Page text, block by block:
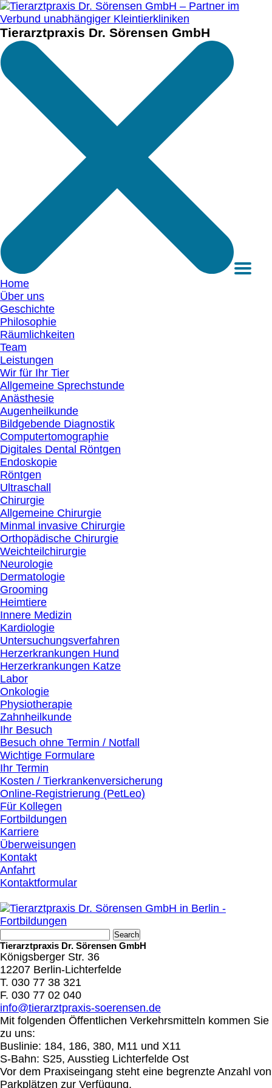
Tierarztpraxis Dr. Sörensen GmbH
Home
Über uns
Geschichte
Philosophie
Räumlichkeiten
Team
Leistungen
Wir für Ihr Tier
Allgemeine Sprechstunde
Anästhesie
Augenheilkunde
Bildgebende Diagnostik
Computertomographie
Digitales Dental Röntgen
Endoskopie
Röntgen
Ultraschall
Chirurgie
Allgemeine Chirurgie
Minmal invasive Chirurgie
Orthopädische Chirurgie
Weichteilchirurgie
Neurologie
Dermatologie
Grooming
Heimtiere
Innere Medizin
Kardiologie
Untersuchungsverfahren
Herzerkrankungen Hund
Herzerkrankungen Katze
Labor
Onkologie
Physiotherapie
Zahnheilkunde
Ihr Besuch
Besuch ohne Termin / Notfall
Wichtige Formulare
Ihr Termin
Kosten / Tierkrankenversicherung
Online-Registrierung (PetLeo)
Für Kollegen
Fortbildungen
Karriere
Überweisungen
Kontakt
Anfahrt
Kontaktformular
Tierarztpraxis Dr. Sörensen GmbH
Königsberger Str. 36
12207 Berlin-Lichterfelde
T. 030 77 38 321
F. 030 77 02 040
info@tierarztpraxis-soerensen.de
Mit folgenden Öffentlichen Verkehrsmitteln kommen Sie
zu uns:
Buslinie: 184, 186, 380, M11 und X11
S-Bahn: S25, Ausstieg Lichterfelde Ost
Vor dem Praxiseingang steht eine begrenzte Anzahl von
Parkplätzen zur Verfügung.